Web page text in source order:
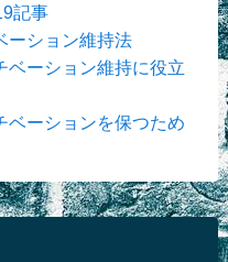
記事
ーション維持法
ベーション維持に役立
ベーションを保つため